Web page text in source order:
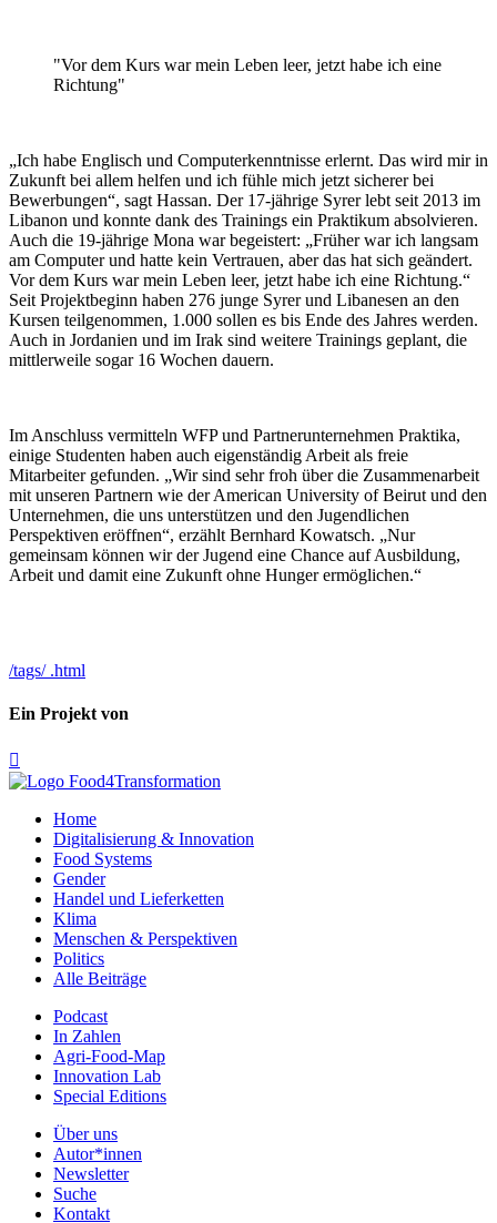
"Vor dem Kurs war mein Leben leer, jetzt habe ich eine
Richtung"
„Ich habe Englisch und Computerkenntnisse erlernt. Das wird mir in
Zukunft bei allem helfen und ich fühle mich jetzt sicherer bei
Bewerbungen“, sagt Hassan. Der 17-jährige Syrer lebt seit 2013 im
Libanon und konnte dank des Trainings ein Praktikum absolvieren.
Auch die 19-jährige Mona war begeistert: „Früher war ich langsam
am Computer und hatte kein Vertrauen, aber das hat sich geändert.
Vor dem Kurs war mein Leben leer, jetzt habe ich eine Richtung.“
Seit Projektbeginn haben 276 junge Syrer und Libanesen an den
Kursen teilgenommen, 1.000 sollen es bis Ende des Jahres werden.
Auch in Jordanien und im Irak sind weitere Trainings geplant, die
mittlerweile sogar 16 Wochen dauern.
Im Anschluss vermitteln WFP und Partnerunternehmen Praktika,
einige Studenten haben auch eigenständig Arbeit als freie
Mitarbeiter gefunden. „Wir sind sehr froh über die Zusammenarbeit
mit unseren Partnern wie der American University of Beirut und den
Unternehmen, die uns unterstützen und den Jugendlichen
Perspektiven eröffnen“, erzählt Bernhard Kowatsch. „Nur
gemeinsam können wir der Jugend eine Chance auf Ausbildung,
Arbeit und damit eine Zukunft ohne Hunger ermöglichen.“
/tags/ .html
Ein Projekt von

Home
Digitalisierung & Innovation
Food Systems
Gender
Handel und Lieferketten
Klima
Menschen & Perspektiven
Politics
Alle Beiträge
Podcast
In Zahlen
Agri-Food-Map
Innovation Lab
Special Editions
Über uns
Autor*innen
Newsletter
Suche
Kontakt